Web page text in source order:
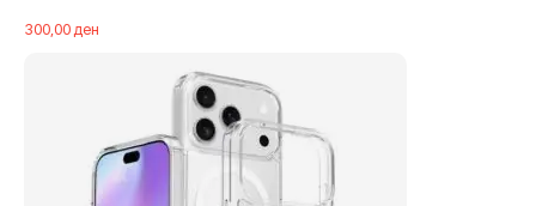
300,00ден